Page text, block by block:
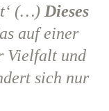
(…) Dieses
auf einer
Vielfalt und
sich nur